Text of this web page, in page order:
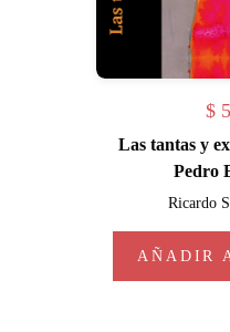
$
Las tantas y
Pedro
Ricardo
AÑADIR